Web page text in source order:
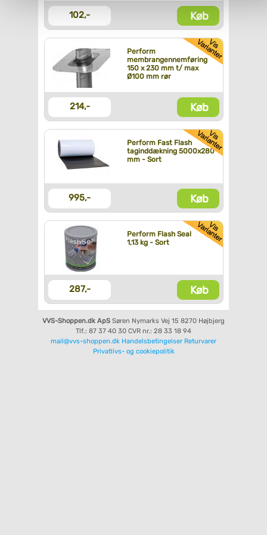
102,- Køb
Perform
membrangennemføring
150 x 230 mm t/ max
Ø100 mm rør
214,- Køb
Perform Fast Flash
taginddækning 5000x280
mm - Sort
995,- Køb
Perform Flash Seal
1,13 kg - Sort
287,- Køb
VVS-Shoppen.dk ApS Søren Nymarks Vej 15 8270 Højbjerg
Tlf.: 87 37 40 30 CVR nr.: 28 33 18 94
mail@vvs-shoppen.dk Handelsbetingelser Returvarer
Privatlivs- og cookiepolitik